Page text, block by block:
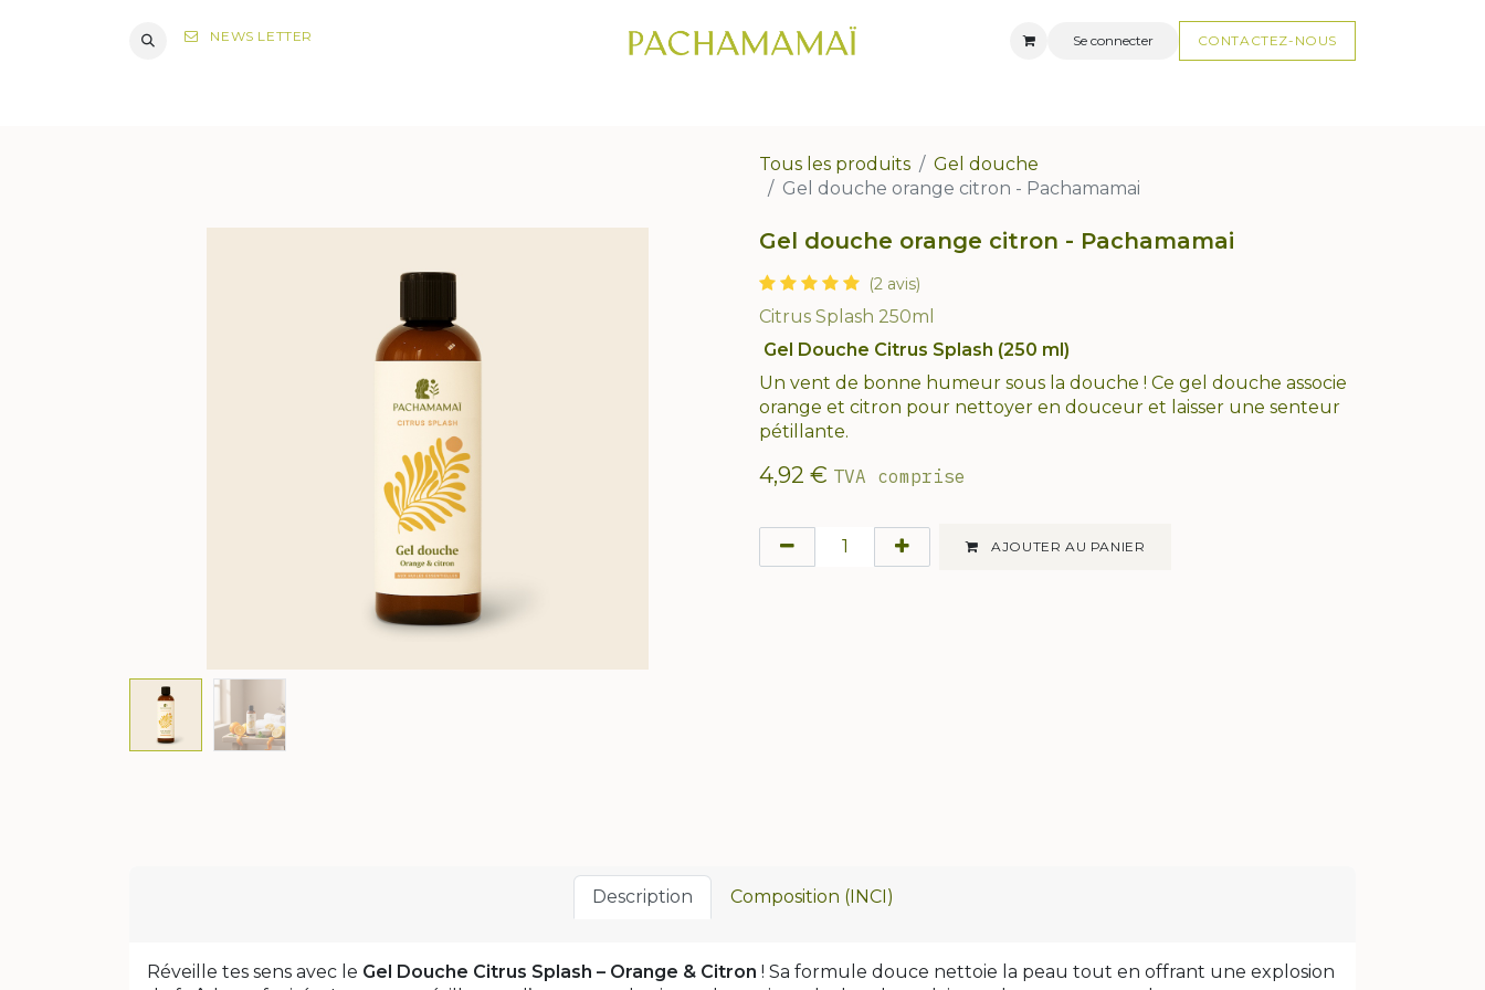
NEWS LETTER Se connecter CONTACTEZ-NOUS
Tous les produits
Gel douche
Gel douche orange citron - Pachamamai
Gel douche orange citron - Pachamamai
(2 avis)
Citrus Splash 250ml
Gel Douche Citrus Splash (250 ml)
Un vent de bonne humeur sous la douche ! Ce gel douche associe
orange et citron pour nettoyer en douceur et laisser une senteur
pétillante.
4,92 € TVA comprise
AJOUTER AU PANIER
Description Composition (INCI)
Réveille tes sens avec le Gel Douche Citrus Splash – Orange & Citron ! Sa formule douce nettoie la peau tout en offrant une explosion